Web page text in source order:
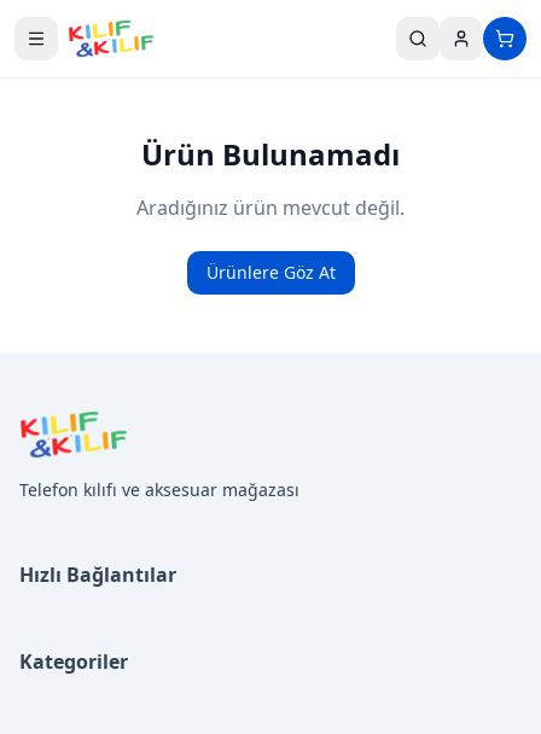
Ürün Bulunamadı
Aradığınız ürün mevcut değil.
Ürünlere Göz At
Telefon kılıfı ve aksesuar mağazası
Hızlı Bağlantılar
Kategoriler